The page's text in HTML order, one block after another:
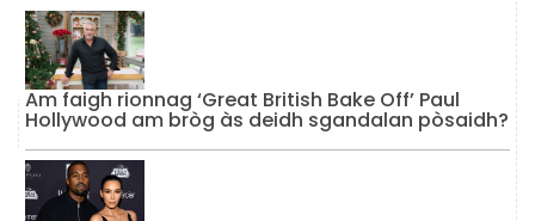
Am faigh rionnag ‘Great British Bake Off’ Paul
Hollywood am bròg às deidh sgandalan pòsaidh?